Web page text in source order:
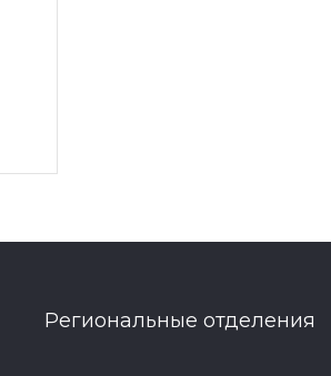
Региональные отделения